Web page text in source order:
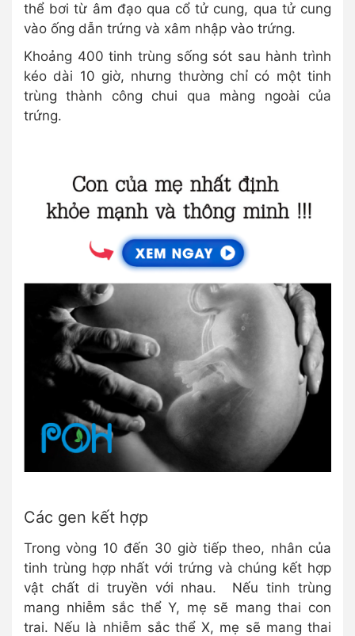
thể bơi từ âm đạo qua cổ tử cung, qua tử cung
vào ống dẫn trứng và xâm nhập vào trứng.
Khoảng 400 tinh trùng sống sót sau hành trình
kéo dài 10 giờ, nhưng thường chỉ có một tinh
trùng thành công chui qua màng ngoài của
trứng.
Các gen kết hợp
Trong vòng 10 đến 30 giờ tiếp theo, nhân của
tinh trùng hợp nhất với trứng và chúng kết hợp
vật chất di truyền với nhau. Nếu tinh trùng
mang nhiễm sắc thể Y, mẹ sẽ mang thai con
trai. Nếu là nhiễm sắc thể X, mẹ sẽ mang thai